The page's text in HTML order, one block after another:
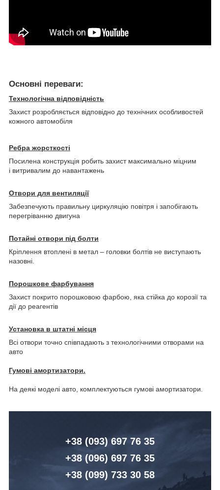
Основні переваги:
Технологічна відповідність
Захист розробляється відповідно до технічних особливостей
кожного автомобіля
Ребра жорсткості
Посилена конструкція робить захист максимально міцним
і витривалим до навантажень
Отвори для вентиляції
Забезпечують правильну циркуляцію повітря і запобігають
перегріванню двигуна
Потайні отвори під болти
Кріплення втоплені в метал – головки болтів не виступають
назовні.
Порошкове фарбування
Захист покрито порошковою фарбою, яка стійка до корозії та
дії до реагентів
Установка в штатні місця
Всі отвори точно співпадають з технологічними отворами на
авто
Гумові амортизатори.
На деякі моделі авто, комплектуються гумові амортизатори.
+38 (093) 697 76 35
+38 (096) 697 76 35
+38 (099) 733 30 58